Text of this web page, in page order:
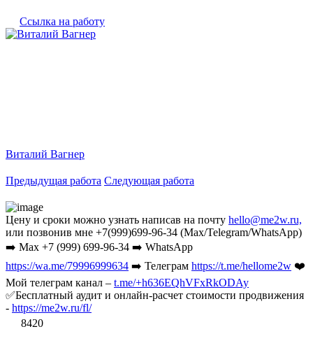
Ссылка на работу
Виталий Вагнер
Предыдущая работа Следующая работа
Цену и сроки можно узнать написав на почту hello@me2w.ru,
или позвонив мне +7(999)699-96-34 (Max/Telegram/WhatsApp)
➡️ Max +7 (999) 699-96-34 ➡️ WhatsApp
https://wa.me/79996999634 ➡️ Телеграм https://t.me/hellome2w ❤️
Мой телеграм канал – t.me/+h636EQhVFxRkODAy
✅Бесплатный аудит и онлайн-расчет стоимости продвижения
- https://me2w.ru/fl/
8420